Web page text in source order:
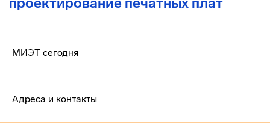
МИЭТ сегодня
Адреса и контакты